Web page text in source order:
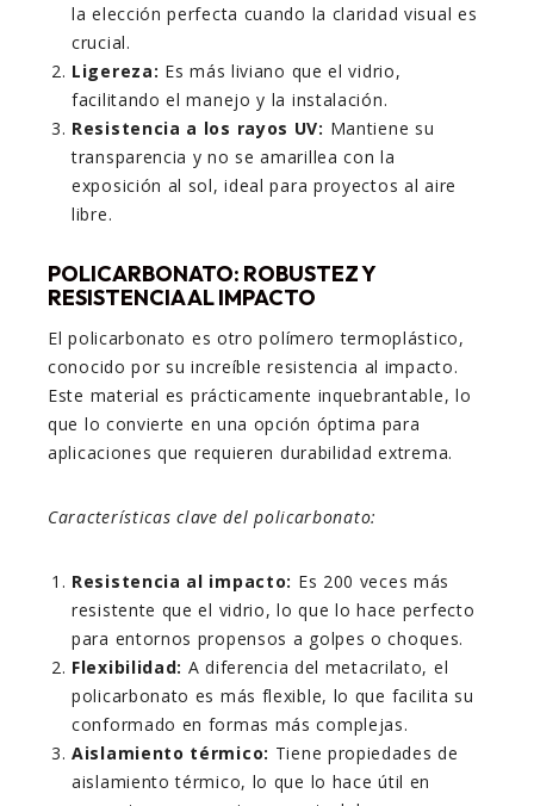
la elección perfecta cuando la claridad visual es
crucial.
Ligereza: Es más liviano que el vidrio,
facilitando el manejo y la instalación.
Resistencia a los rayos UV: Mantiene su
transparencia y no se amarillea con la
exposición al sol, ideal para proyectos al aire
libre.
POLICARBONATO: ROBUSTEZ Y
RESISTENCIA AL IMPACTO
El policarbonato es otro polímero termoplástico,
conocido por su increíble resistencia al impacto.
Este material es prácticamente inquebrantable, lo
que lo convierte en una opción óptima para
aplicaciones que requieren durabilidad extrema.
Características clave del policarbonato:
Resistencia al impacto: Es 200 veces más
resistente que el vidrio, lo que lo hace perfecto
para entornos propensos a golpes o choques.
Flexibilidad: A diferencia del metacrilato, el
policarbonato es más flexible, lo que facilita su
conformado en formas más complejas.
Aislamiento térmico: Tiene propiedades de
aislamiento térmico, lo que lo hace útil en